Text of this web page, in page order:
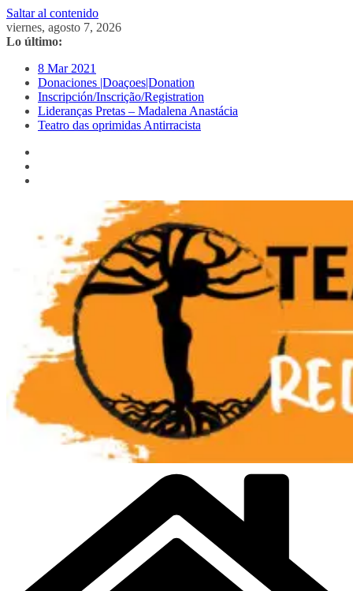
Saltar al contenido
viernes, agosto 7, 2026
Lo último:
8 Mar 2021
Donaciones |Doaçoes|Donation
Inscripción/Inscrição/Registration
Lideranças Pretas – Madalena Anastácia
Teatro das oprimidas Antirracista